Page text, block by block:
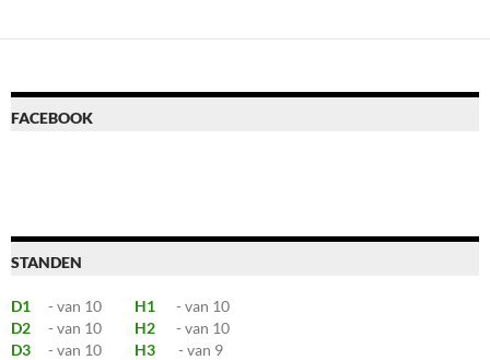
FACEBOOK
STANDEN
D1 - van 10 H1
- van 10
D2
- van 10 H2
- van 10
D3
- van 10 H3
- van 9